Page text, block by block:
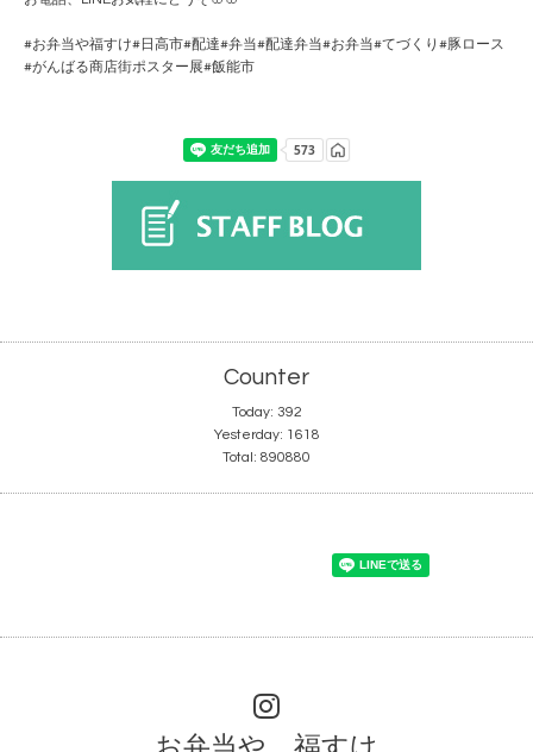
#お弁当や福すけ#日高市#配達#弁当#配達弁当#お弁当#てづくり#豚ロース
#がんばる商店街ポスター展#飯能市
Counter
Today: 392
Yesterday: 1618
Total: 890880